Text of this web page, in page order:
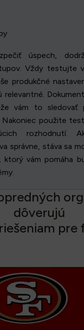
úspech,
Vždy testujte
produkčné
relevantné.
vám to sledovať
použite
rozhodnutí.
správne, stáva sa
ktorý vám pomáha
predných org
dôverujú
riešeniam pre